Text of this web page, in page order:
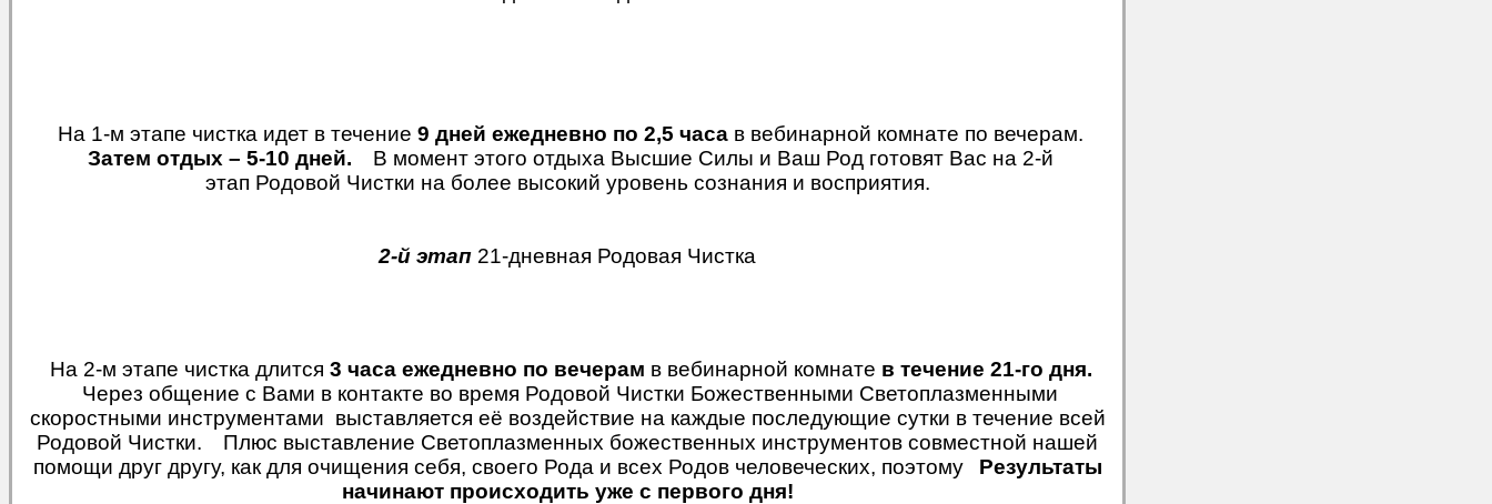
На 1-м этапе чистка идет в течение 9 дней ежедневно по 2,5 часа в вебинарной комнате по вечерам.
Затем отдых – 5-10 дней.
В момент этого отдыха Высшие Силы и Ваш Род готовят Вас на 2-й
этап Родовой Чистки на более высокий уровень сознания и восприятия.
2-й этап 21-дневная Родовая Чистка
На 2-м этапе чистка длится 3 часа ежедневно по вечерам в вебинарной комнате в течение 21-го дня.
Через общение с Вами в контакте во время Родовой Чистки Божественными Светоплазменными
скоростными инструментами выставляется её воздействие на каждые последующие сутки в течение всей
Родовой Чистки.
Плюс выставление Светоплазменных божественных инструментов совместной нашей
помощи друг другу, как для очищения себя, своего Рода и всех Родов человеческих, поэтому
Результаты
начинают происходить уже с первого дня!